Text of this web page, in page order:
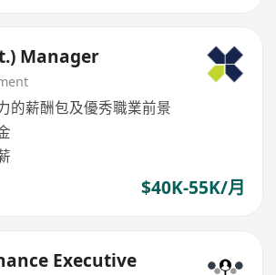
Manager
的薪酬包及優秀職業前景
$40K-55K/月
Executive